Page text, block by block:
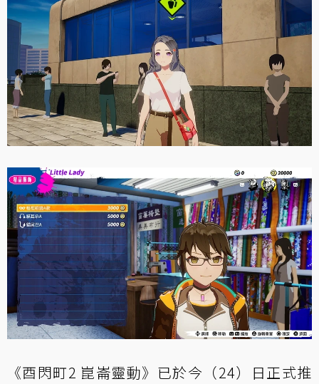
《酉閃町2 崑崙靈動》已於今（24）日正式推